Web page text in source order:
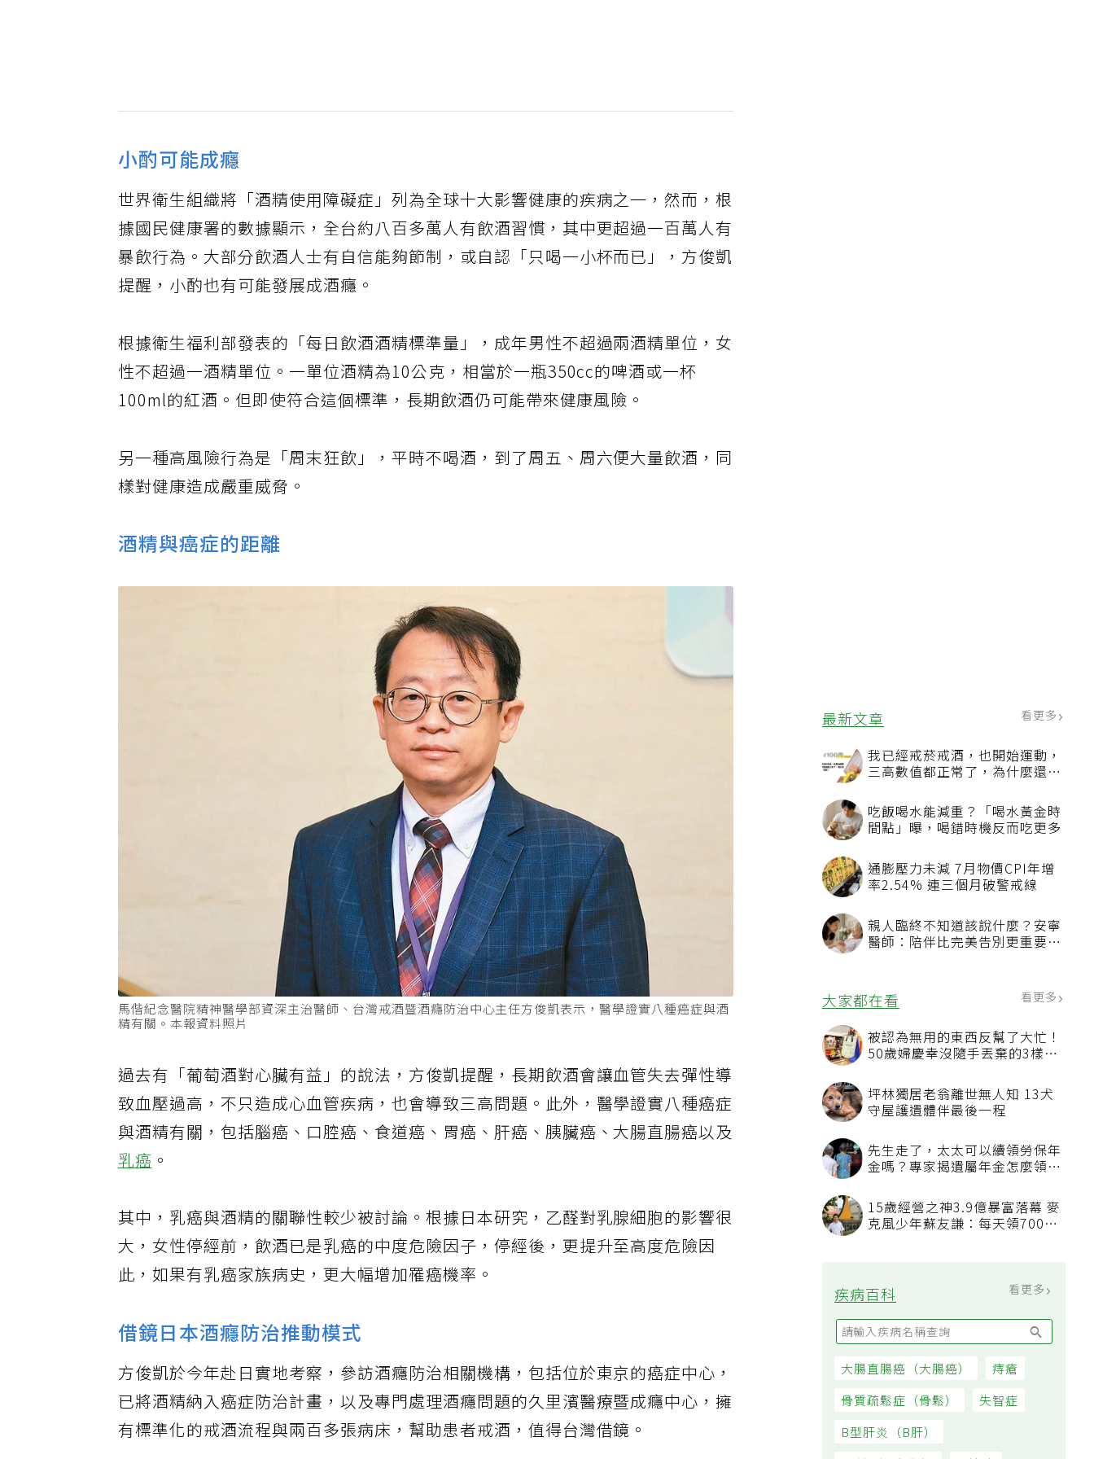
最新文章 看更多
我已經戒菸戒酒，也開始運動，
三高數值都正常了，為什麼還不
吃飯喝水能減重？「喝水黃金時
間點」曝，喝錯時機反而吃更多
通膨壓力未減 7月物價CPI年增
率2.54% 連三個月破警戒線
親人臨終不知道該說什麼？安寧
醫師：陪伴比完美告別更重要，
大家都在看
被認為無用的東西反幫了大忙！
50歲婦慶幸沒隨手丟棄的3樣物
坪林獨居老翁離世無人知 13犬
守屋護遺體伴最後一程
先生走了，太太可以續領勞保年
看順位還要看資格
15歲經營之神3.9億暴富落幕 麥
疾病百科
小酌可能成癮
世界衛生組織將「酒精使用障礙症」列為全球十大影響健康的疾病之一，然而，根
據國民健康署的數據顯示，全台約八百多萬人有飲酒習慣，其中更超過一百萬人有
暴飲行為。大部分飲酒人士有自信能夠節制，或自認「只喝一小杯而已」，方俊凱
提醒，小酌也有可能發展成酒癮。
根據衛生福利部發表的「每日飲酒酒精標準量」，成年男性不超過兩酒精單位，女
性不超過一酒精單位。一單位酒精為10公克，相當於一瓶350cc的啤酒或一杯
100ml的紅酒。但即使符合這個標準，長期飲酒仍可能帶來健康風險。
另一種高風險行為是「周末狂飲」，平時不喝酒，到了周五、周六便大量飲酒，同
樣對健康造成嚴重威脅。
酒精與癌症的距離
馬偕紀念醫院精神醫學部資深主治醫師、台灣戒酒暨酒癮防治中心主任方俊凱表示，醫學證實八種癌症與酒
過去有「葡萄酒對心臟有益」的說法，方俊凱提醒，長期飲酒會讓血管失去彈性導
致血壓過高，不只造成心血管疾病，也會導致三高問題。此外，醫學證實八種癌症
與酒精有關，包括腦癌、口腔癌、食道癌、胃癌、肝癌、胰臟癌、大腸直腸癌以及
乳癌
其中，乳癌與酒精的關聯性較少被討論。根據日本研究，乙醛對乳腺細胞的影響很
大，女性停經前，飲酒已是乳癌的中度危險因子，停經後，更提升至高度危險因
此，如果有乳癌家族病史，更大幅增加罹癌機率。
借鏡日本酒癮防治推動模式
方俊凱於今年赴日實地考察，參訪酒癮防治相關機構，包括位於東京的癌症中心，
已將酒精納入癌症防治計畫，以及專門處理酒癮問題的久里濱醫療暨成癮中心，擁
有標準化的戒酒流程與兩百多張病床，幫助患者戒酒，值得台灣借鏡。